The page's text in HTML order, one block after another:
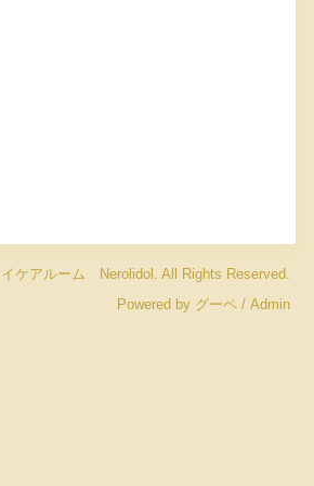
ケアルーム Nerolidol . All Rights Reserved.
Powered by グーペ / Admin